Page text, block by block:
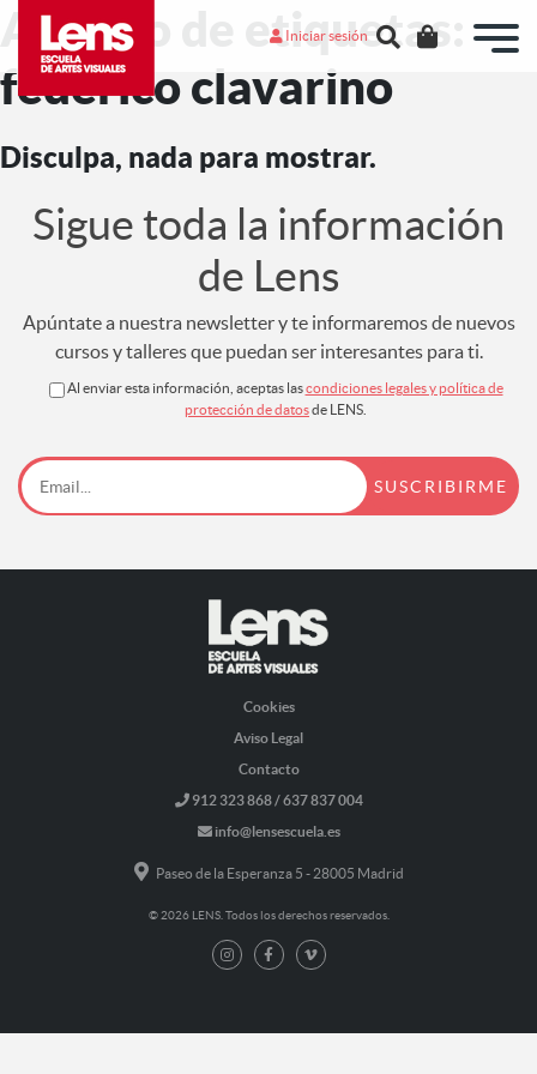
Iniciar sesión
Archivo de etiquetas:
federico clavarino
Disculpa, nada para mostrar.
Sigue toda la información
de Lens
Apúntate a nuestra newsletter y te informaremos de nuevos
cursos y talleres que puedan ser interesantes para ti.
Al enviar esta información, aceptas lascondiciones legales y política de
protección de datosde LENS.
Cookies
Aviso Legal
Contacto
912 323 868 / 637 837 004
info@lensescuela.es
Paseo de la Esperanza 5 - 28005 Madrid
© 2026 LENS. Todos los derechos reservados.